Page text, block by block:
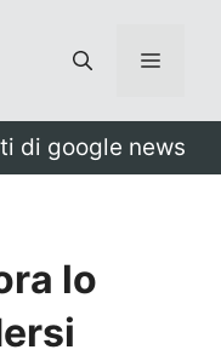
Menu
di google news
lo